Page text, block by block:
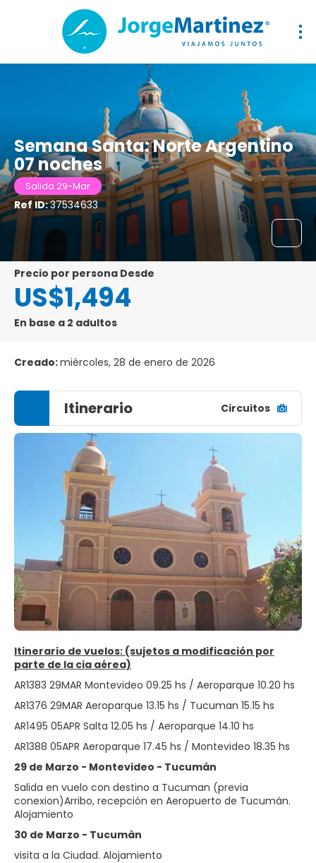
Semana Santa: Norte Argentino
07 noches
Salida 29-Mar
Ref ID:37534633
precio por persona Desde
US$1,494
En base a 2 adultos
Creado:miércoles, 28 de enero de 2026
Itinerario Circuitos
Itinerario de vuelos: (sujetos a modificación por
parte de la cia aérea)
AR1383 29MAR Montevideo 09.25 hs / Aeroparque 10.20 hs
AR1376 29MAR Aeroparque 13.15 hs / Tucuman 15.15 hs
AR1495 05APR Salta 12.05 hs / Aeroparque 14.10 hs
AR1388 05APR Aeroparque 17.45 hs / Montevideo 18.35 hs
29 de Marzo - Montevideo - Tucumán
Salida en vuelo con destino a Tucuman (previa
conexion)Arribo, recepción en Aeropuerto de Tucumán.
Alojamiento
30 de Marzo - Tucumàn
visita a la Ciudad. Alojamiento